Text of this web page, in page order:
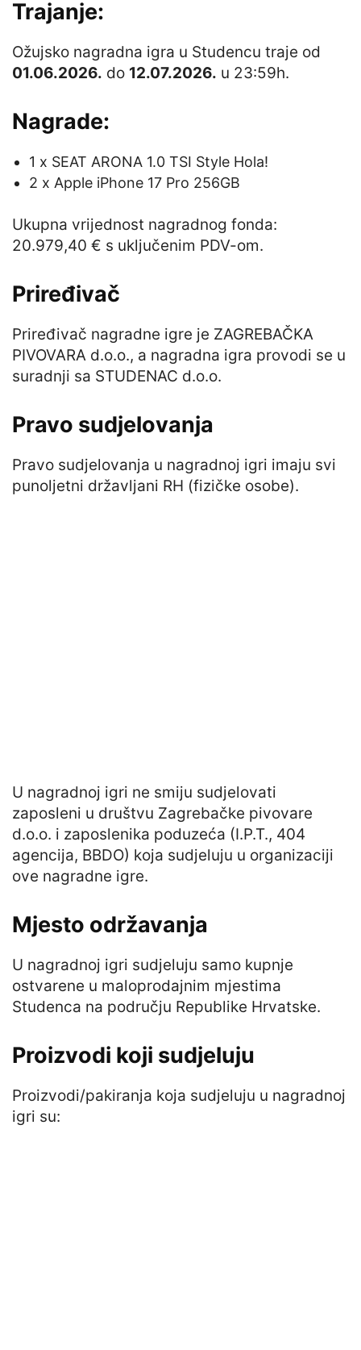
Trajanje:
Ožujsko nagradna igra u Studencu traje od
01.06.2026. do 12.07.2026. u 23:59h.
Nagrade:
1 x SEAT ARONA 1.0 TSI Style Hola!
2 x Apple iPhone 17 Pro 256GB
Ukupna vrijednost nagradnog fonda:
20.979,40 € s uključenim PDV-om.
Priređivač
Priređivač nagradne igre je ZAGREBAČKA
PIVOVARA d.o.o., a nagradna igra provodi se u
suradnji sa STUDENAC d.o.o.
Pravo sudjelovanja
Pravo sudjelovanja u nagradnoj igri imaju svi
punoljetni državljani RH (fizičke osobe).
U nagradnoj igri ne smiju sudjelovati
zaposleni u društvu Zagrebačke pivovare
d.o.o. i zaposlenika poduzeća (I.P.T., 404
agencija, BBDO) koja sudjeluju u organizaciji
ove nagradne igre.
Mjesto održavanja
U nagradnoj igri sudjeluju samo kupnje
ostvarene u maloprodajnim mjestima
Studenca na području Republike Hrvatske.
Proizvodi koji sudjeluju
Proizvodi/pakiranja koja sudjeluju u nagradnoj
igri su: